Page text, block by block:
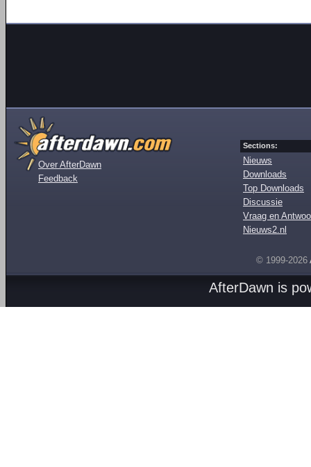
Over AfterDawn
Feedback
Sections:
Nieuws
Downloads
Top Downloads
Discussie
Vraag en
Nieuws2.nl
© 1999-2026
AfterDawn is